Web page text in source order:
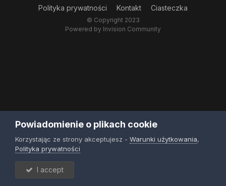
Polityka prywatności Kontakt Ciasteczka
© Copyright 2023
Powered by Invision Community
Powiadomienie o plikach cookie
Korzystając ze strony akceptujesz - Warunki użytkowania,
Polityka prywatności
I accept